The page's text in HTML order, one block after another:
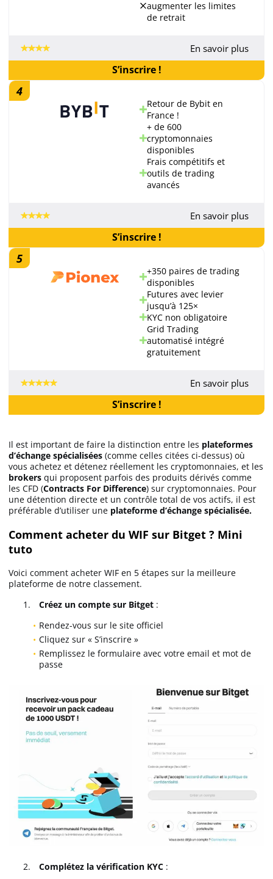
augmenter les limites
de retrait
En savoir plus
S’inscrire !
4
Retour de Bybit en
France !
+ de 600
cryptomonnaies
disponibles
Frais compétitifs et
outils de trading
avancés
En savoir plus
S’inscrire !
5
+350 paires de trading
disponibles
Futures avec levier
jusqu’à 125×
KYC non obligatoire
Grid Trading
automatisé intégré
gratuitement
En savoir plus
S’inscrire !
Il est important de faire la distinction entre les plateformes
d’échange spécialisées (comme celles citées ci-dessus) où
vous achetez et détenez réellement les cryptomonnaies, et les
brokers qui proposent parfois des produits dérivés comme
les CFD (Contracts For Difference) sur cryptomonnaies. Pour
une détention directe et un contrôle total de vos actifs, il est
préférable d’utiliser une plateforme d’échange spécialisée.
Comment acheter du WIF sur Bitget ? Mini
tuto
Voici comment acheter WIF en 5 étapes sur la meilleure
plateforme de notre classement.
Créez un compte sur Bitget :
Rendez-vous sur le site officiel
Cliquez sur « S’inscrire »
Remplissez le formulaire avec votre email et mot de
passe
Complétez la vérification KYC :